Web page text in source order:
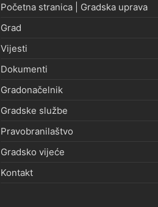
Početna stranica | Gradska uprava
Grad
Vijesti
Dokumenti
Gradonačelnik
Gradske službe
Pravobranilaštvo
Gradsko vijeće
Kontakt